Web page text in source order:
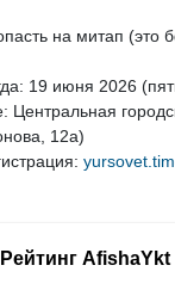
на митап (это
19 июня 2026
Центральная
12а)
Рейтинг AfishaYkt